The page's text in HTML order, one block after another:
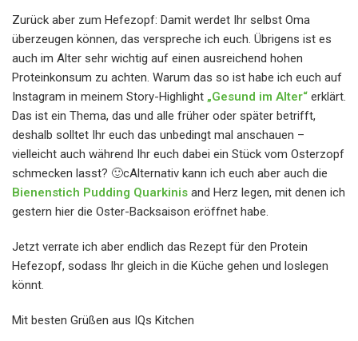
Zurück aber zum Hefezopf: Damit werdet Ihr selbst Oma
überzeugen können, das verspreche ich euch. Übrigens ist es
auch im Alter sehr wichtig auf einen ausreichend hohen
Proteinkonsum zu achten. Warum das so ist habe ich euch auf
Instagram in meinem Story-Highlight „Gesund im Alter“ erklärt.
Das ist ein Thema, das und alle früher oder später betrifft,
deshalb solltet Ihr euch das unbedingt mal anschauen –
vielleicht auch während Ihr euch dabei ein Stück vom Osterzopf
schmecken lasst? 🙂cAlternativ kann ich euch aber auch die
Bienenstich Pudding Quarkinis and Herz legen, mit denen ich
gestern hier die Oster-Backsaison eröffnet habe.
Jetzt verrate ich aber endlich das Rezept für den Protein
Hefezopf, sodass Ihr gleich in die Küche gehen und loslegen
könnt.
Mit besten Grüßen aus IQs Kitchen